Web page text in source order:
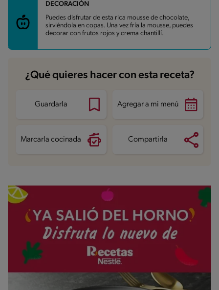
Carbohidratos
Energía 299.2 kcal
Grasas 16.9 g
Fibra 1.3 g
DECORACIÓN
Puedes disfrutar de esta rica mousse de chocolate,
sirviéndola en copas. Una vez fría la mousse, puedes
decorar con frutos rojos y crema chantillí.
¿Qué quieres hacer con esta receta?
Guardarla Agregar a mi menú
Marcarla cocinada Compartirla